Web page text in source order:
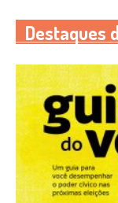
Destaques